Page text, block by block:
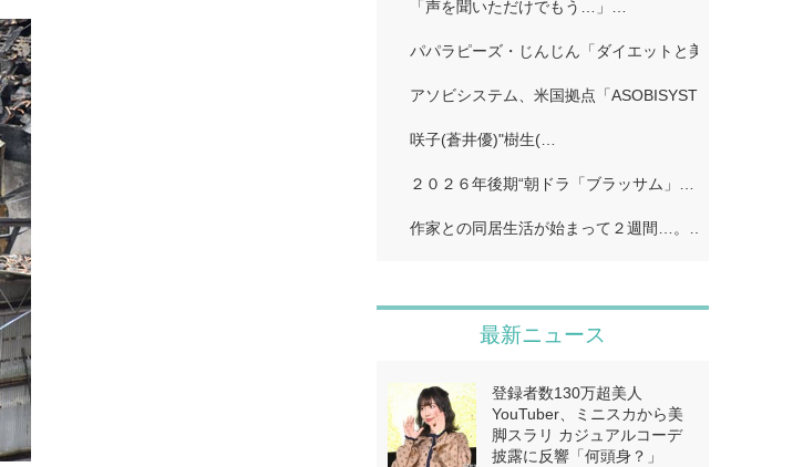
「声を聞いただけでもう…」…
パパラピーズ・じんじん「ダイエットと美肌に超良い
アソビシステム、米国拠点「ASOBISYSTEM USA」…
咲子(蒼井優)"樹生(…
２０２６年後期“朝ドラ「ブラッサム」…
作家との同居生活が始まって２週間…。…
最新ニュース
登録者数130万超美人
YouTuber、ミニスカから美
脚スラリ カジュアルコーデ
披露に反響「何頭身？」